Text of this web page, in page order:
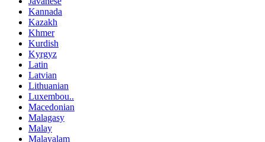
Kannada
Kazakh
Khmer
Kurdish
Kyrgyz
Latin
Latvian
Lithuanian
Luxembou..
Macedonian
Malagasy
Malay
Malayalam